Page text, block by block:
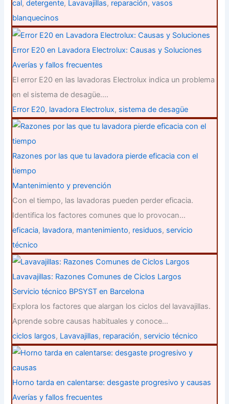
cal,detergente, Lavavajillas, reparación,vasos
blanquecinos
Error E20 en Lavadora Electrolux: Causas y Soluciones
Averías y fallos frecuentes
El error E20 en las lavadoras Electrolux indica un problema
en el sistema de desagüe.…
Error E20, lavadora Electrolux, sistema de desagüe
Razones por las que tu lavadora pierde eficacia con el
tiempo
Mantenimiento y prevención
Con el tiempo, las lavadoras pueden perder eficacia.
Identifica los factores comunes que lo provocan…
eficacia, lavadora, mantenimiento, residuos, servicio
técnico
Lavavajillas: Razones Comunes de Ciclos Largos
Servicio técnico BPSYST en Barcelona
Explora los factores que alargan los ciclos del lavavajillas.
Aprende sobre causas habituales y conoce…
ciclos largos, Lavavajillas, reparación, servicio técnico
Horno tarda en calentarse: desgaste progresivo y causas
Averías y fallos frecuentes